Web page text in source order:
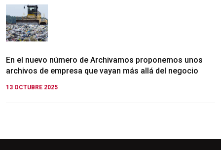
En el nuevo número de Archivamos proponemos unos
archivos de empresa que vayan más allá del negocio
13 OCTUBRE 2025